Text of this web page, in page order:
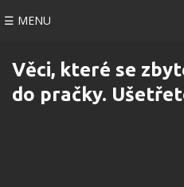
☰ MENU
Věci, které se
do pračky.